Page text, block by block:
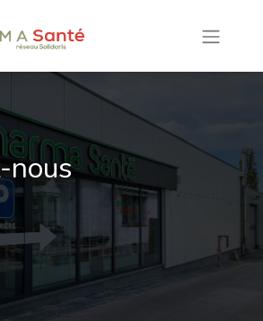
nous